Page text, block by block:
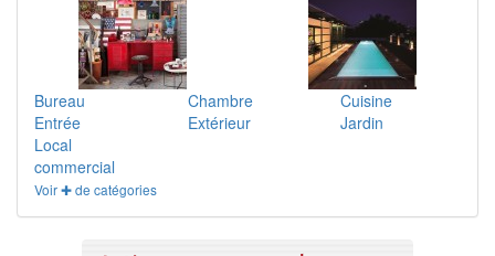
Bureau Chambre
Cuisine
Entrée
Extérieur
Jardin
Local
commercial
Voir ✚ de catégories